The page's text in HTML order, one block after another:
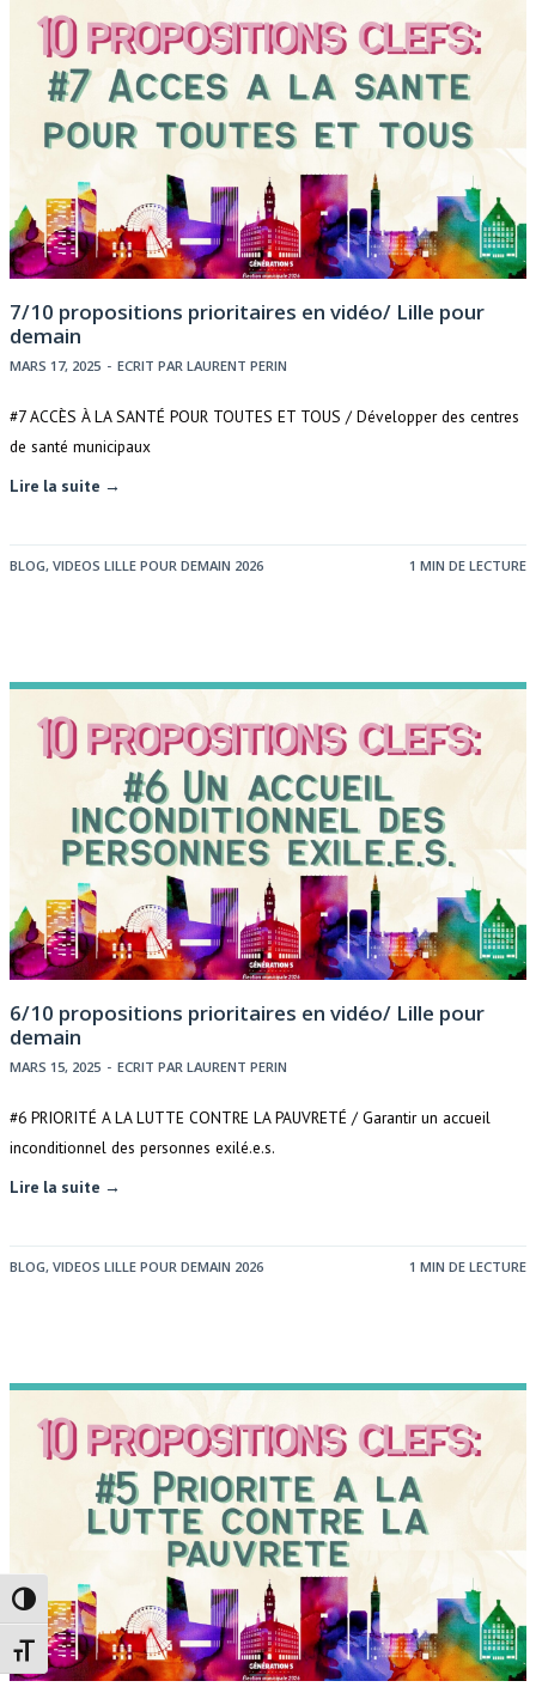
Passer en contraste élevé
Changer la taille de la police
7/10 propositions prioritaires en vidéo/ Lille pour
demain
MARS 17, 2025 - ECRIT PAR LAURENT PERIN
#7 ACCÈS À LA SANTÉ POUR TOUTES ET TOUS / Développer des centres
de santé municipaux
Lire la suite →
BLOG, VIDEOS LILLE POUR DEMAIN 2026 1 MIN DE LECTURE
6/10 propositions prioritaires en vidéo/ Lille pour
demain
MARS 15, 2025 - ECRIT PAR LAURENT PERIN
#6 PRIORITÉ A LA LUTTE CONTRE LA PAUVRETÉ / Garantir un accueil
inconditionnel des personnes exilé.e.s.
Lire la suite →
BLOG, VIDEOS LILLE POUR DEMAIN 2026 1 MIN DE LECTURE